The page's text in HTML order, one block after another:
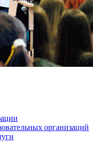
организаций